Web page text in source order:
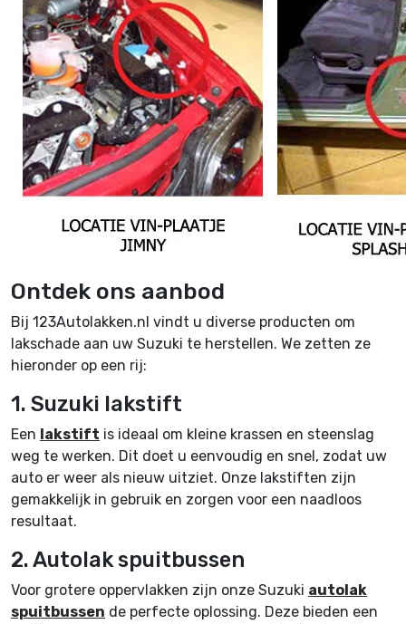
Ontdek ons aanbod
Bij 123Autolakken.nl vindt u diverse producten om
lakschade aan uw Suzuki te herstellen. We zetten ze
hieronder op een rij:
1. Suzuki lakstift
Een lakstift is ideaal om kleine krassen en steenslag
weg te werken. Dit doet u eenvoudig en snel, zodat uw
auto er weer als nieuw uitziet. Onze lakstiften zijn
gemakkelijk in gebruik en zorgen voor een naadloos
resultaat.
2. Autolak spuitbussen
Voor grotere oppervlakken zijn onze Suzuki autolak
spuitbussen de perfecte oplossing. Deze bieden een